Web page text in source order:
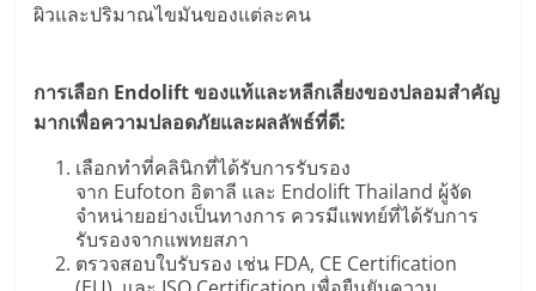
ผิวและปริมาณไขมันของแต่ละคน
การเลือก Endolift ของแท้และหลีกเลี่ยงของปลอมสำคัญ
มากเพื่อความปลอดภัยและผลลัพธ์ที่ดี:
เลือกทำที่คลินิกที่ได้รับการรับรอง
จาก Eufoton อิตาลี และ Endolift Thailand ผู้จัด
จำหน่ายอย่างเป็นทางการ ควรมีแพทย์ที่ได้รับการ
รับรองจากแพทยสภา
ตรวจสอบใบรับรอง เช่น FDA, CE Certification